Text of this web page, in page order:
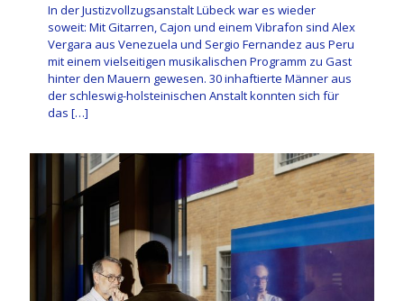
In der Justizvollzugsanstalt Lübeck war es wieder
soweit: Mit Gitarren, Cajon und einem Vibrafon sind Alex
Vergara aus Venezuela und Sergio Fernandez aus Peru
mit einem vielseitigen musikalischen Programm zu Gast
hinter den Mauern gewesen. 30 inhaftierte Männer aus
der schleswig-holsteinischen Anstalt konnten sich für
das […]